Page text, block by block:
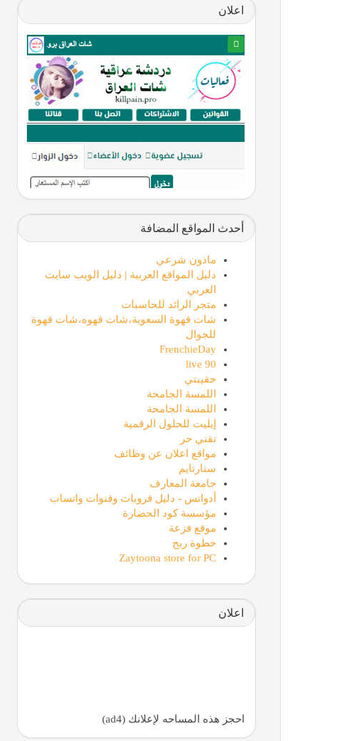
اعلان
أحدث المواقع المضافة
ماذون شرعي
دليل المواقع العربية | دليل الويب سايت
العربي
متجر الرائد للحاسبات
شات قهوة السعوية،شات قهوه،شات قهوة
للجوال
FrenchieDay
90 live
حقيبتي
اللمسة الجامحة
اللمسة الجامحة
إيليت للحلول الرقمية
تقني حر
مواقع اعلان عن وظائف
ستارتايم
جامعة المعارف
أدواتس - دليل قروبات وقنوات واتساب
مؤسسة كود الحضارة
موقع فزعة
خطوة ربح
Zaytoona store for PC
اعلان
احجز هذه المساحه لإعلانك (ad4)